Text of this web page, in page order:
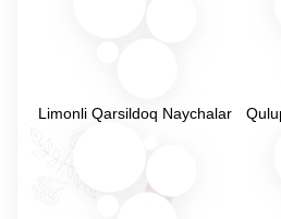
Limonli Qarsildoq Naychalar